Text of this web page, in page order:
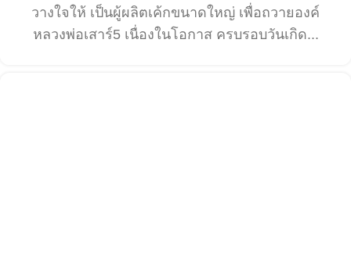
วางใจให้ เป็นผู้ผลิตเค้กขนาดใหญ่ เพื่อถวายองค์
หลวงพ่อเสาร์5 เนื่องในโอกาส ครบรอบวันเกิด...